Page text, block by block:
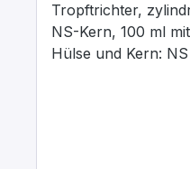
Tropftrichter,
NS-Kern, 100 ml
Hülse und Kern: